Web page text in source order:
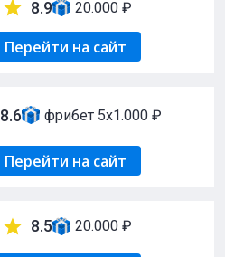
8.9 20.000 ₽
Перейти на сайт
8.6 фрибет 5х1.000 ₽
Перейти на сайт
8.5 20.000 ₽